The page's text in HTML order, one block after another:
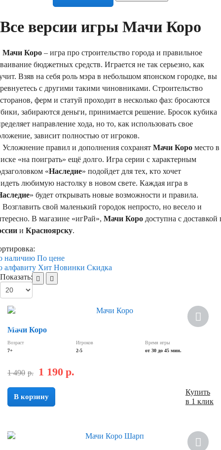
Все версии игры Мачи Коро
Мачи Коро – игра про строительство города и правильное
бюджетных средств. Играется не так серьезно, как
Взяв на себя роль мэра в небольшом японском городке, вы
с другими такими чиновниками. Строительство
ферм и статуй проходит в несколько фаз: бросаются
забираются деньги, принимается решение. Бросок кубика
направление хода, но то, как использовать свое
зависит полностью от игроков.
правил и дополнения сохранят Мачи Коро место в
«на поиграть» ещё долго. Игра серии с характерным
«Наследие» подойдет для тех, кто хочет
любимую настолку в новом свете. Каждая игра в
» будет открывать новые возможности и правила.
свой маленький городок непросто, но весело и
В магазине «игРай», Мачи Коро доступна с доставкой
и Красноярску.
наличию По цене
алфавиту Хит Новинки Скидка
Показать:
Хит
Скидка
Мачи Коро
Возраст
7+
Игроков
2-5
Время игры
от 30 до 45 мин.
1 490 р. 1 190 р.
В корзину
Купить
в 1 клик
Скидка